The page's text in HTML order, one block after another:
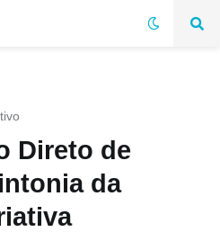
Direto de
da